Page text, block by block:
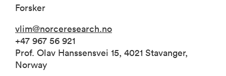
Forsker
vlim@norceresearch.no
+47 967 56 921
Prof. Olav Hanssensvei 15, 4021 Stavanger,
Norway